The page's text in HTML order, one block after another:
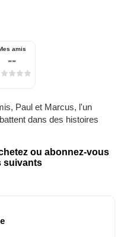
amis
--
Paul et Marcus, l'un
dans des histoires
ou abonnez-vous
suivants